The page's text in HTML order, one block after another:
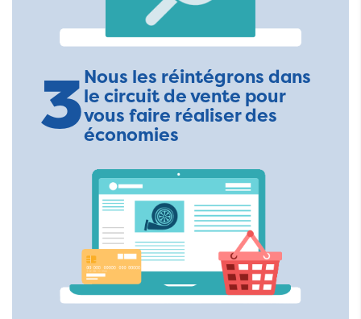
3Nous les réintégrons dans
le circuit de vente pour
vous faire réaliser des
économies